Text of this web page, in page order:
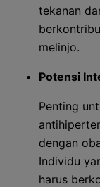
tekanan
melinjo.
Potensi
Penting
dengan
Individu
harus